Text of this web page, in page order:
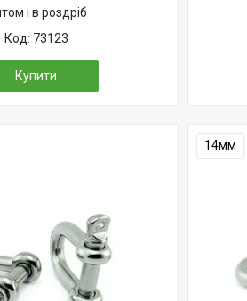
і в роздріб
73123
Купити
14мм